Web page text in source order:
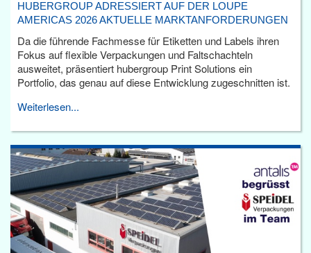
HUBERGROUP ADRESSIERT AUF DER LOUPE
AMERICAS 2026 AKTUELLE MARKTANFORDERUNGEN
Da die führende Fachmesse für Etiketten und Labels ihren
Fokus auf flexible Verpackungen und Faltschachteln
ausweitet, präsentiert hubergroup Print Solutions ein
Portfolio, das genau auf diese Entwicklung zugeschnitten ist.
Weiterlesen...